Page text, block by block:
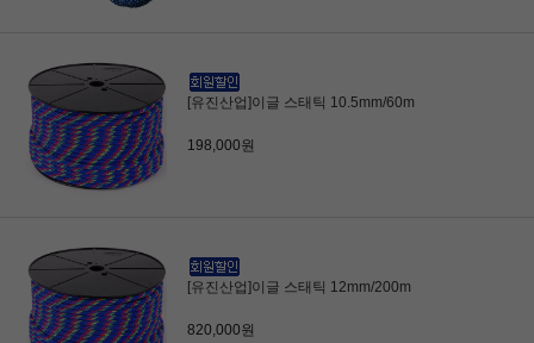
[유진산업]이글 스태틱 10.5mm/60m
198,000원
[유진산업]이글 스태틱 12mm/200m
820,000원